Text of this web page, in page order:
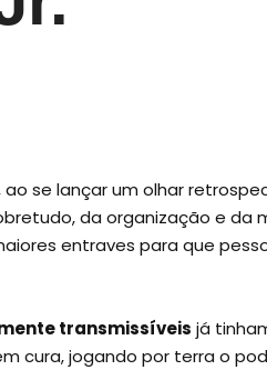
ao se lançar um olhar
da organização e da
entraves para que
transmissíveis já
cura, jogando por terra o